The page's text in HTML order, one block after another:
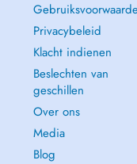
Privacybeleid
Klacht indienen
Beslechten van
geschillen
Over ons
Media
Blog